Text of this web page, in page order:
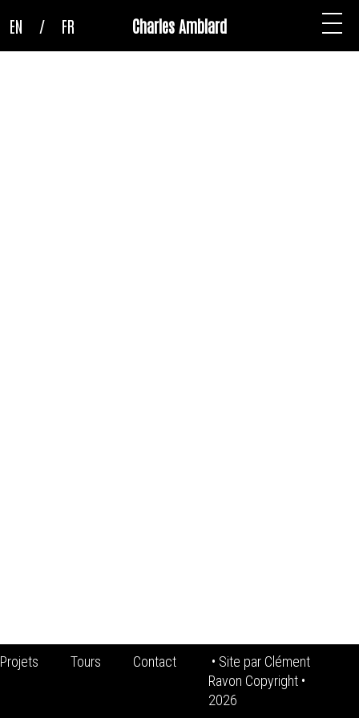
Charles Amblard
EN / FR
Projets Tours Contact • Site par Clément
Ravon Copyright •
2026